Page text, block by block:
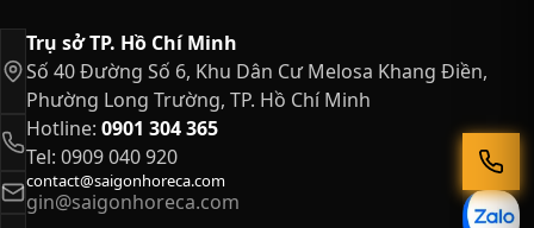
Trụ sở TP. Hồ Chí Minh
Số 40 Đường Số 6, Khu Dân Cư Melosa Khang Điền,
Phường Long Trường, TP. Hồ Chí Minh
Hotline: 0901 304 365
Tel: 0909 040 920
contact@saigonhoreca.com
gin@saigonhoreca.com